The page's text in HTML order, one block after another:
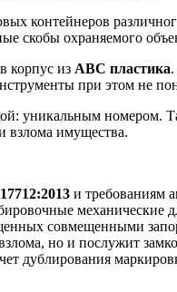
контейнеров
скобы охраняемого
корпус из АВС пластика
при этом не
уникальным номером.
взлома имущества.
и требованиям
механические
совмещенными
но и послужит
дублирования